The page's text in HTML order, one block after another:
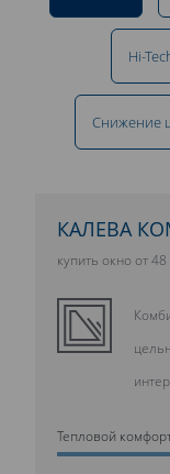
Hi-
Снижение
КАЛЕВА
купить окно от 48
Тепловой